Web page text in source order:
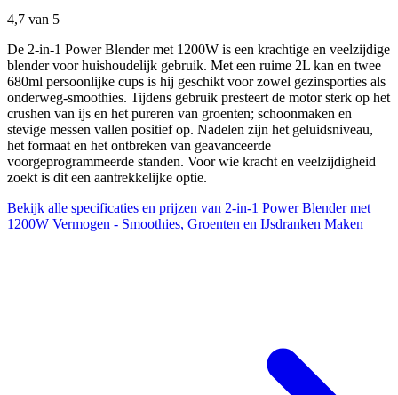
4,7 van 5
De 2-in-1 Power Blender met 1200W is een krachtige en veelzijdige
blender voor huishoudelijk gebruik. Met een ruime 2L kan en twee
680ml persoonlijke cups is hij geschikt voor zowel gezinsporties als
onderweg-smoothies. Tijdens gebruik presteert de motor sterk op het
crushen van ijs en het pureren van groenten; schoonmaken en
stevige messen vallen positief op. Nadelen zijn het geluidsniveau,
het formaat en het ontbreken van geavanceerde
voorgeprogrammeerde standen. Voor wie kracht en veelzijdigheid
zoekt is dit een aantrekkelijke optie.
Bekijk alle specificaties en prijzen van 2-in-1 Power Blender met
1200W Vermogen - Smoothies, Groenten en IJsdranken Maken